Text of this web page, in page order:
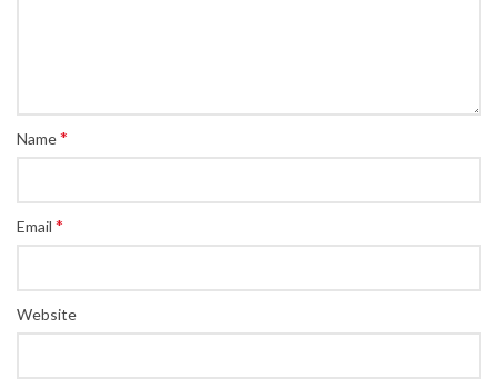
Name*
Email *
Website